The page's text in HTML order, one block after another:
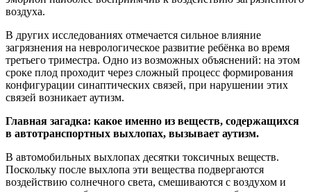
воздуха.
В других исследованиях отмечается сильное влияние
загрязнения на неврологическое развитие ребёнка во время
третьего триместра. Одно из возможных объяснений: на этом
сроке плод проходит через сложный процесс формирования
конфигурации синаптических связей, при нарушении этих
связей возникает аутизм.
Главная загадка: какое именно из веществ, содержащихся
в автотранспортных выхлопах, вызывает аутизм.
В автомобильных выхлопах десятки токсичных веществ.
Поскольку после выхлопа эти вещества подвергаются
воздействию солнечного света, смешиваются с воздухом и